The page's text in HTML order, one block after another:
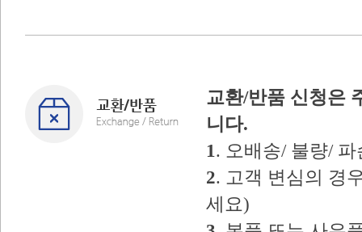
교환/반품 신청은
니다.
1. 오배송/ 불량/
2. 고객 변심의 경
세요)